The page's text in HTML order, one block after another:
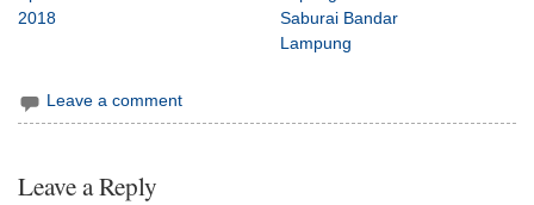
2018
Saburai Bandar
Lampung
Leave a comment
Leave a Reply